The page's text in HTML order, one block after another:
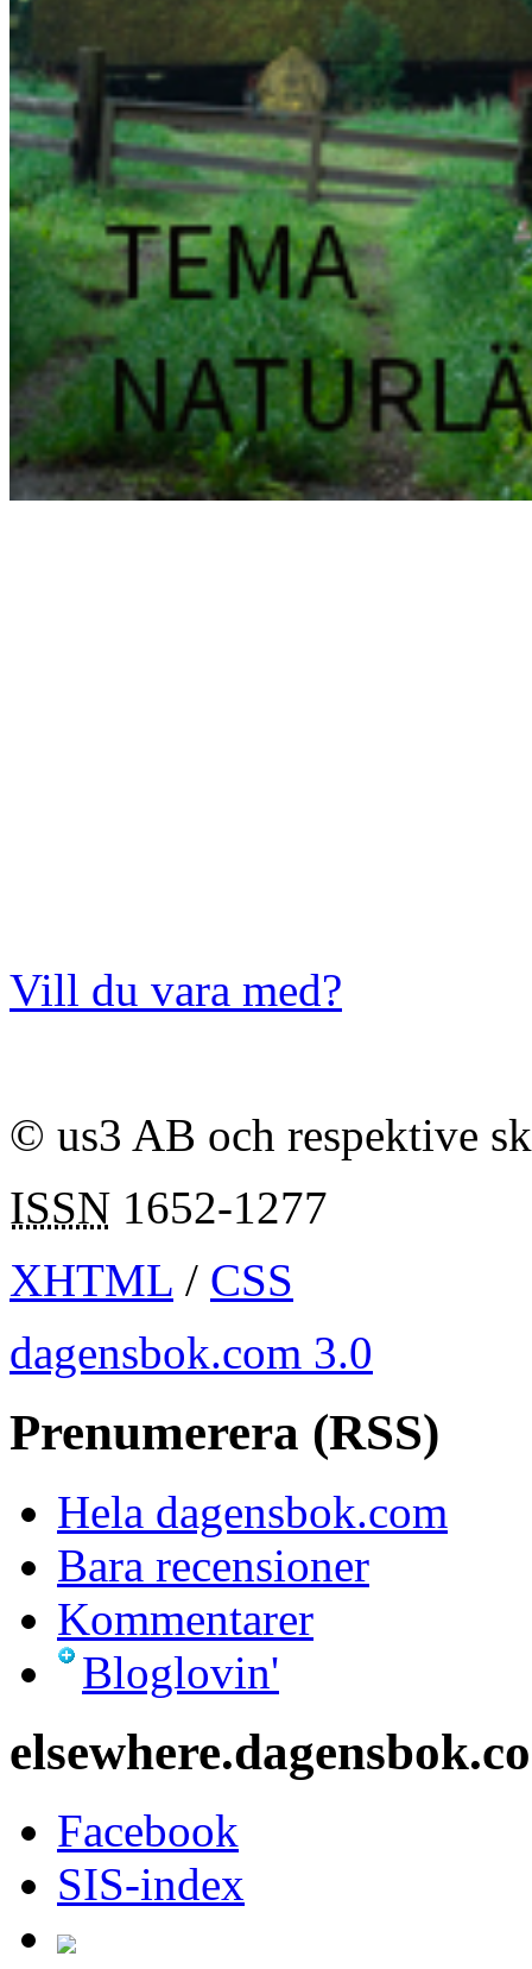
Vill du vara med?
© us3 AB och respektive
ISSN 1652-1277
XHTML / CSS
dagensbok.com 3.0
Prenumerera (RSS)
Hela dagensbok.com
Bara recensioner
Kommentarer
Bloglovin'
Facebook
SIS-index